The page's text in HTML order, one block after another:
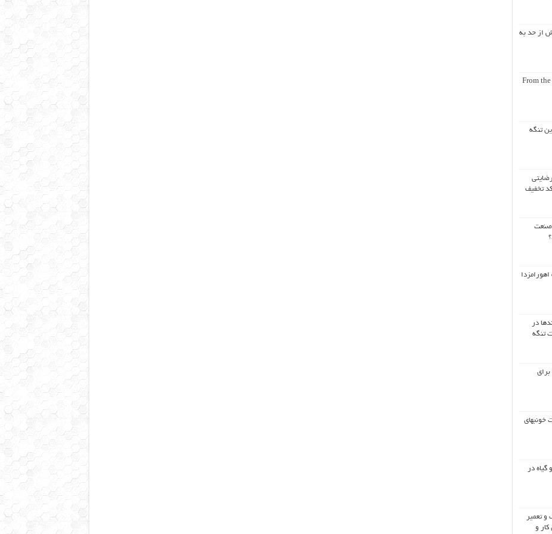
از حد به
From
تنگه
تخفیف
صنعت
در
تنگه
خونبهای
در
تعمیر
و